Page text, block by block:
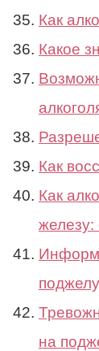
Как
Какое
Как
Как
железу:
на